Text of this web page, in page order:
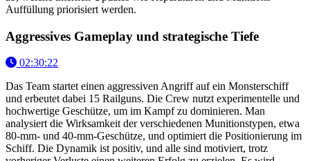
Auffüllung priorisiert werden.
Aggressives Gameplay und strategische Tiefe
02:30:22
Das Team startet einen aggressiven Angriff auf ein Monsterschiff
und erbeutet dabei 15 Railguns. Die Crew nutzt experimentelle und
hochwertige Geschütze, um im Kampf zu dominieren. Man
analysiert die Wirksamkeit der verschiedenen Munitionstypen, etwa
80-mm- und 40-mm-Geschütze, und optimiert die Positionierung im
Schiff. Die Dynamik ist positiv, und alle sind motiviert, trotz